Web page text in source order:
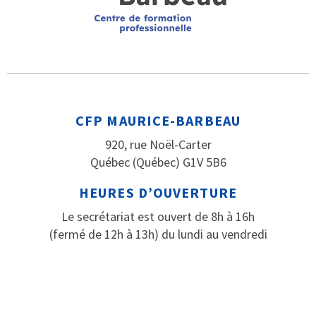
CFP MAURICE-BARBEAU
920, rue Noël-Carter
Québec (Québec) G1V 5B6
HEURES D’OUVERTURE
Le secrétariat est ouvert de 8h à 16h
(fermé de 12h à 13h) du lundi au vendredi